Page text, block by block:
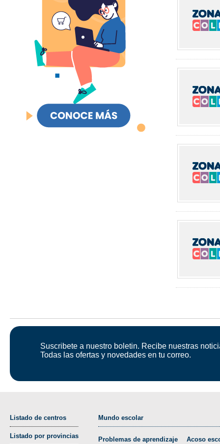
Suscribete a nuestro boletin. Recibe nuestras
Todas las ofertas y novedades en tu correo.
Listado de centros
Listado por provincias
Mundo escolar
Problemas de aprendizaje
Acoso